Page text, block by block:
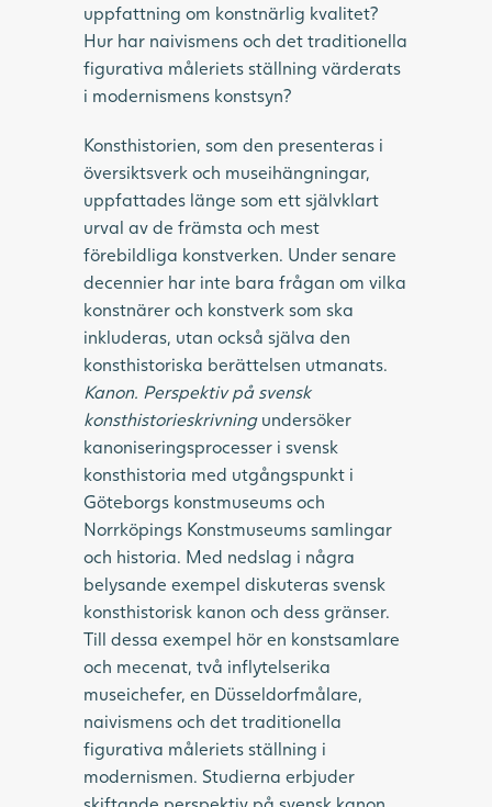
uppfattning om konstnärlig kvalitet?
Hur har naivismens och det traditionella
figurativa måleriets ställning värderats
i modernismens konstsyn?
Konsthistorien, som den presenteras i
översiktsverk och museihängningar,
uppfattades länge som ett självklart
urval av de främsta och mest
förebildliga konstverken. Under senare
decennier har inte bara frågan om vilka
konstnärer och konstverk som ska
inkluderas, utan också själva den
konsthistoriska berättelsen utmanats.
Kanon. Perspektiv på svensk
konsthistorieskrivningundersöker
kanoniseringsprocesser i svensk
konsthistoria med utgångspunkt i
Göteborgs konstmuseums och
Norrköpings Konstmuseums samlingar
och historia. Med nedslag i några
belysande exempel diskuteras svensk
konsthistorisk kanon och dess gränser.
Till dessa exempel hör en konstsamlare
och mecenat, två inflytelserika
museichefer, en Düsseldorfmålare,
naivismens och det traditionella
figurativa måleriets ställning i
modernismen. Studierna erbjuder